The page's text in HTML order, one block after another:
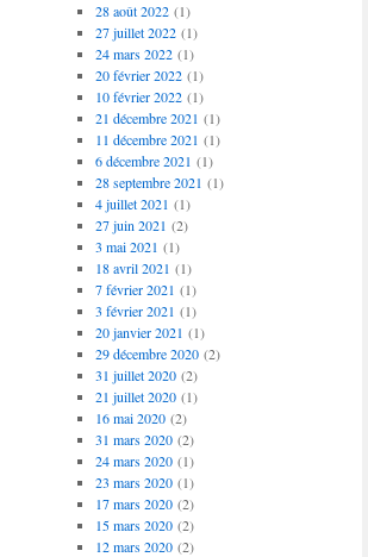
28 août 2022(1)
27 juillet 2022(1)
24 mars 2022(1)
20 février 2022(1)
10 février 2022(1)
21 décembre 2021 (1)
11 décembre 2021 (1)
6 décembre 2021 (1)
28 septembre 2021 (1)
4 juillet 2021 (1)
27 juin 2021 (2)
3 mai 2021 (1)
18 avril 2021 (1)
7 février 2021 (1)
3 février 2021 (1)
20 janvier 2021 (1)
29 décembre 2020(2)
31 juillet 2020(2)
21 juillet 2020(1)
16 mai 2020(2)
31 mars 2020(2)
24 mars 2020(1)
23 mars 2020(1)
17 mars 2020(2)
15 mars 2020(2)
12 mars 2020(2)